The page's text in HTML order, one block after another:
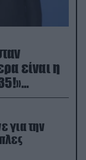
είναι η
για την